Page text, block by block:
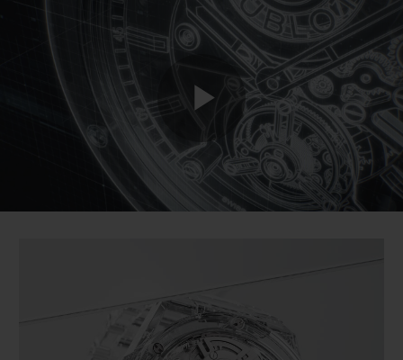
Play
SUMMER MULTI-
BIG BANG
PEACH CERAMIC ESSENTIAL
EXKLUSIV
EXKLUSIVE DIENSTLEISTUNGEN
5+5-GARANTIE
HUBLOTISTA UND GARANTIEVERLÄNGERUNG